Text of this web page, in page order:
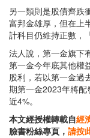
另一類則是股債齊跌
富邦金雄厚，但在上
計科目仍維持正數，
法人說，第一金旗下
第一金今年底其他權
股利，若以第一金過
期第一金2023年將
近4%。
本文經授權轉載自經
臉書粉絲專頁， 請按